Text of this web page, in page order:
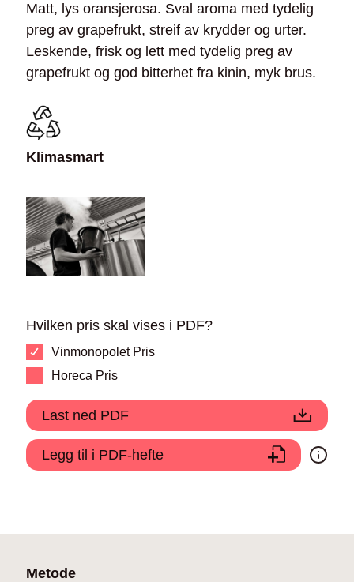
Matt, lys oransjerosa. Sval aroma med tydelig
preg av grapefrukt, streif av krydder og urter.
Leskende, frisk og lett med tydelig preg av
grapefrukt og god bitterhet fra kinin, myk brus.
Klimasmart
Hvilken pris skal vises i PDF?
Vinmonopolet Pris
Horeca Pris
Last ned PDF
Legg til i PDF-hefte
Metode